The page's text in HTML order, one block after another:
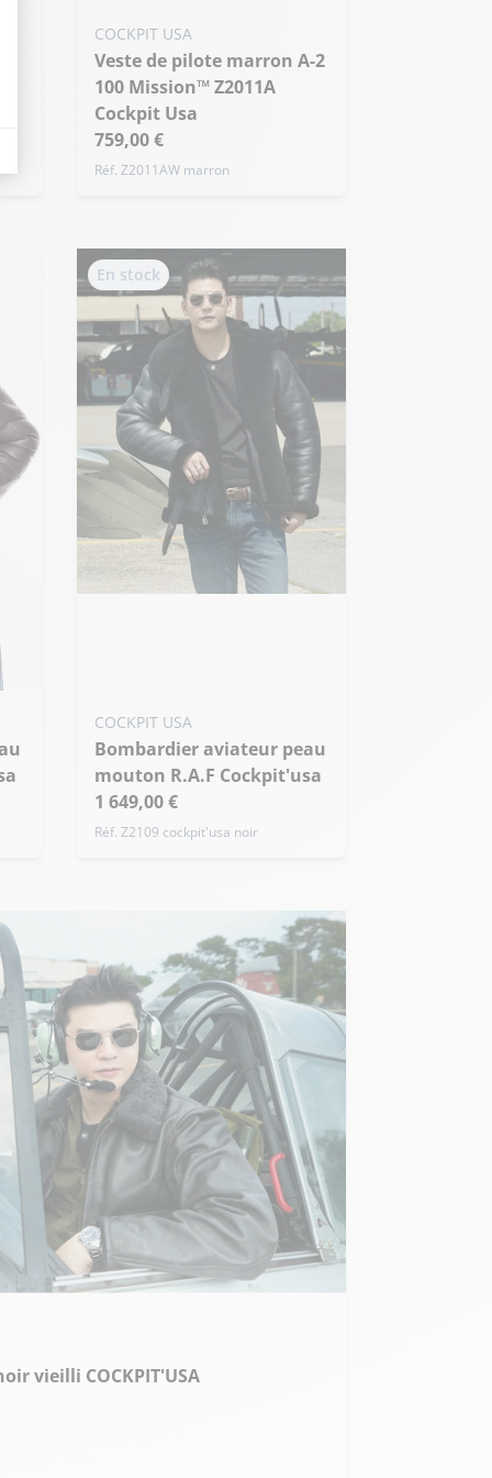
tels que le trafic, les produits les plus consultés, ou encore la
COCKPIT USA
Veste de pilote marron A-2
100 Mission™ Z2011A
Cockpit Usa
759,00 €
Réf. Z2011AW marron
COCKPIT USA
Bombardier aviateur peau
mouton R.A.F Cockpit'usa
1 649,00 €
En stock
Réf. Z2109 cockpit'usa noir
vieilli COCKPIT'USA